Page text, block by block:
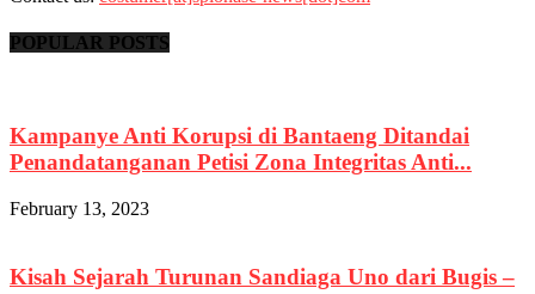
POPULAR POSTS
Kampanye Anti Korupsi di Bantaeng Ditandai
Penandatanganan Petisi Zona Integritas Anti...
February 13, 2023
Kisah Sejarah Turunan Sandiaga Uno dari Bugis –